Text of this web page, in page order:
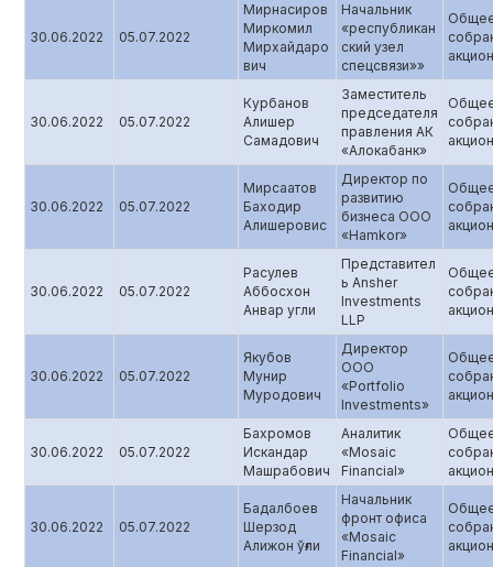
30.06.2022 05.07.2022
Мирнасиров
Миркомил
Мирхайдаро
вич
Начальник
«республикан
ский узел
спецсвязи»»
30.06.2022 05.07.2022
Курбанов
Алишер
Самадович
Заместитель
председателя
правления АК
«Алокабанк»
30.06.2022 05.07.2022
Мирсаатов
Баходир
Алишеровис
Директор по
развитию
бизнеса ООО
«Hamkor»
30.06.2022 05.07.2022
Расулев
Аббосхон
Анвар угли
Представител
ь Ansher
Investments
LLP
30.06.2022 05.07.2022
Якубов
Мунир
Муродович
Директор
ООО
«Portfolio
Investments»
30.06.2022 05.07.2022
Бахромов
Искандар
Машрабович
Аналитик
«Mosaic
Financial»
30.06.2022 05.07.2022
Бадалбоев
Шерзод
Алижон ўғли
Начальник
фронт офиса
«Mosaic
Financial»